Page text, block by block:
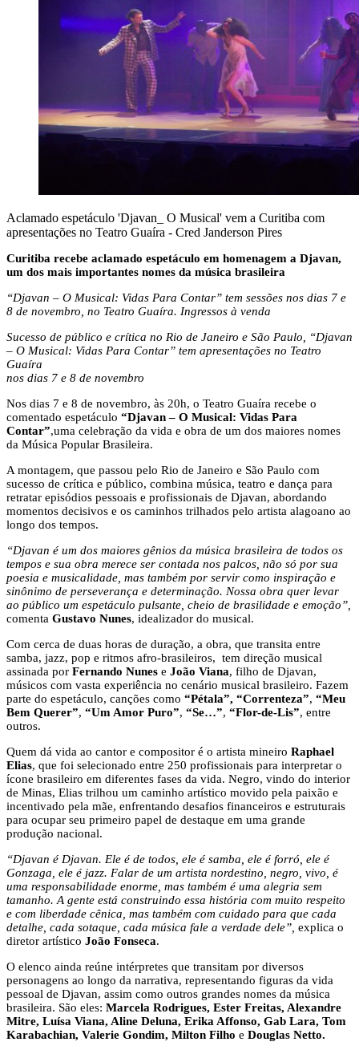
Aclamado espetáculo 'Djavan_ O Musical' vem a Curitiba com
apresentações no Teatro Guaíra - Cred Janderson Pires
Curitiba recebe aclamado espetáculo em homenagem a Djavan,
um dos mais importantes nomes da música brasileira
“Djavan – O Musical: Vidas Para Contar” tem sessões nos dias 7 e
8 de novembro, no Teatro Guaíra. Ingressos à venda
Sucesso de público e crítica no Rio de Janeiro e São Paulo, “Djavan
– O Musical: Vidas Para Contar” tem apresentações no Teatro
Guaíra
nos dias 7 e 8 de novembro
Nos dias 7 e 8 de novembro, às 20h, o Teatro Guaíra recebe o
comentado espetáculo “Djavan – O Musical: Vidas Para
Contar”,uma celebração da vida e obra de um dos maiores nomes
da Música Popular Brasileira.
A montagem, que passou pelo Rio de Janeiro e São Paulo com
sucesso de crítica e público, combina música, teatro e dança para
retratar episódios pessoais e profissionais de Djavan, abordando
momentos decisivos e os caminhos trilhados pelo artista alagoano ao
longo dos tempos.
“Djavan é um dos maiores gênios da música brasileira de todos os
tempos e sua obra merece ser contada nos palcos, não só por sua
poesia e musicalidade, mas também por servir como inspiração e
sinônimo de perseverança e determinação. Nossa obra quer levar
ao público um espetáculo pulsante, cheio de brasilidade e emoção”,
comenta Gustavo Nunes, idealizador do musical.
Com cerca de duas horas de duração, a obra, que transita entre
samba, jazz, pop e ritmos afro-brasileiros, tem direção musical
assinada por Fernando Nunes e João Viana, filho de Djavan,
músicos com vasta experiência no cenário musical brasileiro. Fazem
parte do espetáculo, canções como “Pétala”, “Correnteza”, “Meu
Bem Querer”, “Um Amor Puro”, “Se…”, “Flor-de-Lis”, entre
outros.
Quem dá vida ao cantor e compositor é o artista mineiro Raphael
Elias, que foi selecionado entre 250 profissionais para interpretar o
ícone brasileiro em diferentes fases da vida. Negro, vindo do interior
de Minas, Elias trilhou um caminho artístico movido pela paixão e
incentivado pela mãe, enfrentando desafios financeiros e estruturais
para ocupar seu primeiro papel de destaque em uma grande
produção nacional.
“Djavan é Djavan. Ele é de todos, ele é samba, ele é forró, ele é
Gonzaga, ele é jazz. Falar de um artista nordestino, negro, vivo, é
uma responsabilidade enorme, mas também é uma alegria sem
tamanho. A gente está construindo essa história com muito respeito
e com liberdade cênica, mas também com cuidado para que cada
detalhe, cada sotaque, cada música fale a verdade dele”, explica o
diretor artístico João Fonseca.
O elenco ainda reúne intérpretes que transitam por diversos
personagens ao longo da narrativa, representando figuras da vida
pessoal de Djavan, assim como outros grandes nomes da música
brasileira. São eles: Marcela Rodrigues, Ester Freitas, Alexandre
Mitre, Luísa Viana, Aline Deluna, Erika Affonso, Gab Lara, Tom
Karabachian, Valerie Gondim, Milton Filho e Douglas Netto.